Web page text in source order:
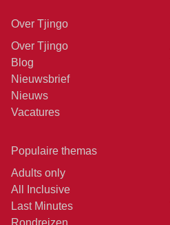
Over Tjingo
Over Tjingo
Blog
Nieuwsbrief
Nieuws
Vacatures
Populaire themas
Adults only
All Inclusive
Last Minutes
Rondreizen